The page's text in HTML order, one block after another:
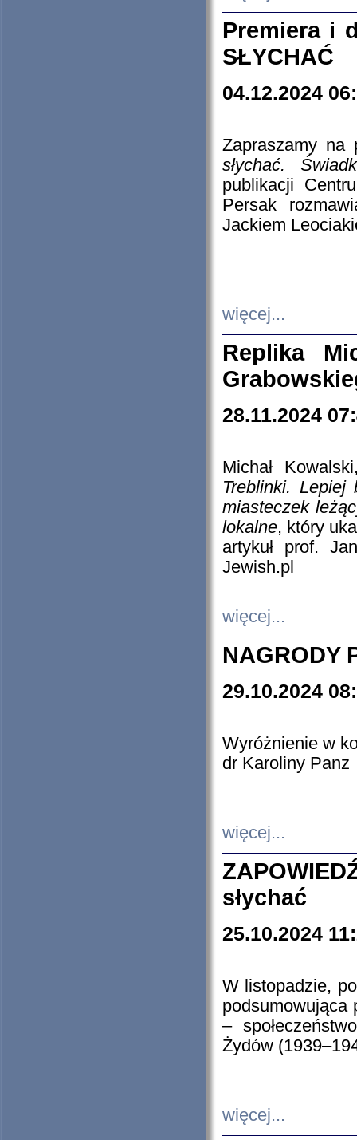
Premiera i
SŁYCHAĆ
04.12.2024
Zapraszamy
słychać.
publikacji
Persak
Jackiem
więcej...
Replika
28.11.2024
Michał
Treblinki. Lepiej
miasteczek
lokalne, który
artykuł prof.
Jewish.pl
więcej...
NAGRODY
29.10.2024
Wyróżnienie w
dr Karoliny Panz
więcej...
słychać
25.10.2024
W listopadzie,
podsumowująca
–
Żydów
więcej...